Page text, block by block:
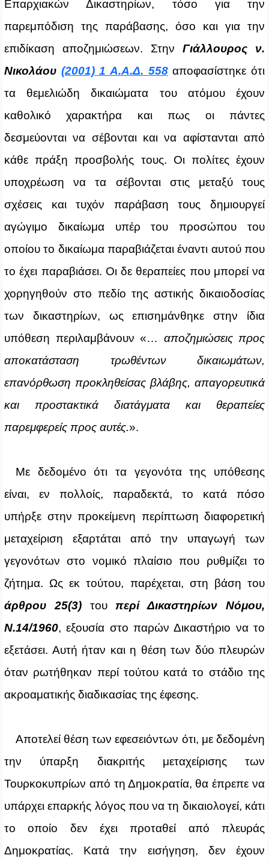
Επαρχιακών Δικαστηρίων, τόσο για την
παρεμπόδιση της παράβασης, όσο και για την
επιδίκαση αποζημιώσεων. Στην Γιάλλουρος ν.
Νικολάου (2001) 1 Α.Α.Δ. 558αποφασίστηκε ότι
τα θεμελιώδη δικαιώματα του ατόμου έχουν
καθολικό χαρακτήρα και πως οι πάντες
δεσμεύονται να σέβονται και να αφίστανται από
κάθε πράξη προσβολής τους. Οι πολίτες έχουν
υποχρέωση να τα σέβονται στις μεταξύ τους
σχέσεις και τυχόν παράβαση τους δημιουργεί
αγώγιμο δικαίωμα υπέρ του προσώπου του
οποίου το δικαίωμα παραβιάζεται έναντι αυτού που
το έχει παραβιάσει. Οι δε θεραπείες που μπορεί να
χορηγηθούν στο πεδίο της αστικής δικαιοδοσίας
των δικαστηρίων, ως επισημάνθηκε στην ίδια
υπόθεση περιλαμβάνουν «… αποζημιώσεις προς
αποκατάσταση τρωθέντων δικαιωμάτων,
επανόρθωση προκληθείσας βλάβης, απαγορευτικά
και προστακτικά διατάγματα και θεραπείες
παρεμφερείς προς αυτές.».
Με δεδομένο ότι τα γεγονότα της υπόθεσης
είναι, εν πολλοίς, παραδεκτά, το κατά πόσο
υπήρξε στην προκείμενη περίπτωση διαφορετική
μεταχείριση εξαρτάται από την υπαγωγή των
γεγονότων στο νομικό πλαίσιο που ρυθμίζει το
ζήτημα. Ως εκ τούτου, παρέχεται, στη βάση του
άρθρου 25(3)του περί Δικαστηρίων Νόμου,
Ν.14/1960, εξουσία στο παρών Δικαστήριο να το
εξετάσει. Αυτή ήταν και η θέση των δύο πλευρών
όταν ρωτήθηκαν περί τούτου κατά το στάδιο της
ακροαματικής διαδικασίας της έφεσης.
Αποτελεί θέση των εφεσειόντων ότι, με δεδομένη
την ύπαρξη διακριτής μεταχείρισης των
Τουρκοκυπρίων από τη Δημοκρατία, θα έπρεπε να
υπάρχει επαρκής λόγος που να τη δικαιολογεί, κάτι
το οποίο δεν έχει προταθεί από πλευράς
Δημοκρατίας. Κατά την εισήγηση, δεν έχουν